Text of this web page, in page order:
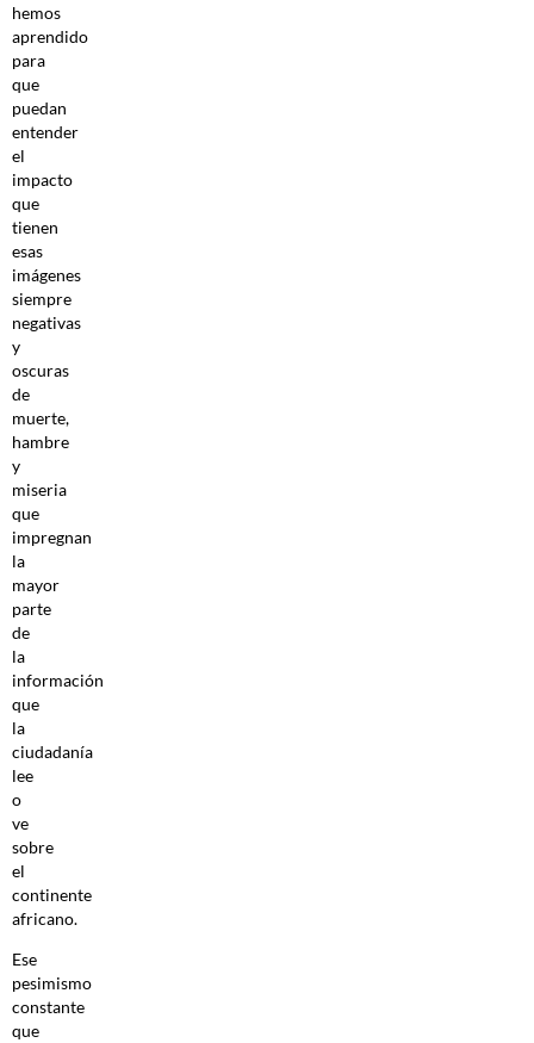
hemos
aprendido
para
que
puedan
entender
el
impacto
que
tienen
esas
imágenes
siempre
negativas
y
oscuras
de
muerte,
hambre
y
miseria
que
impregnan
la
mayor
parte
de
la
información
que
la
ciudadanía
lee
o
ve
sobre
el
continente
africano.
Ese
pesimismo
constante
que